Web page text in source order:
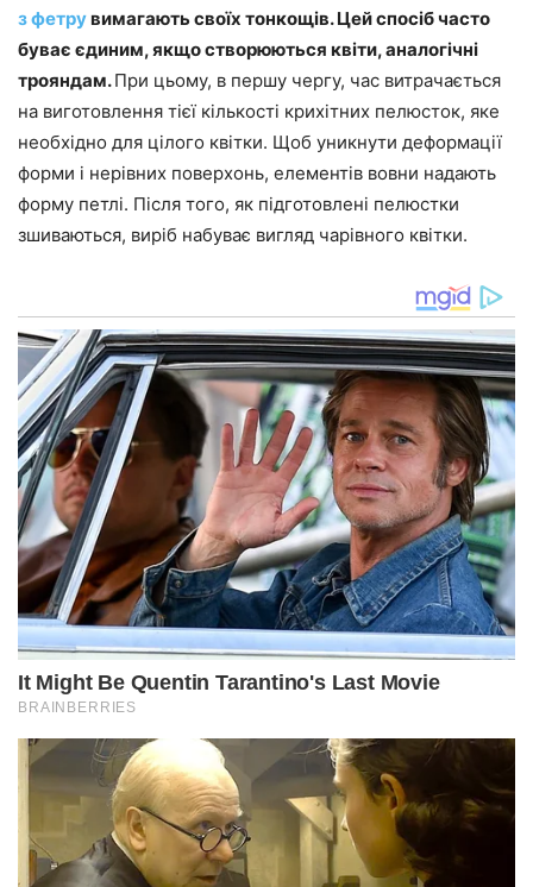
з фетрувимагають своїх тонкощів.Цей спосіб часто
буває єдиним, якщо створюються квіти, аналогічні
трояндам.При цьому, в першу чергу, час витрачається
на виготовлення тієї кількості крихітних пелюсток, яке
необхідно для цілого квітки. Щоб уникнути деформації
форми і нерівних поверхонь, елементів вовни надають
форму петлі. Після того, як підготовлені пелюстки
зшиваються, виріб набуває вигляд чарівного квітки.